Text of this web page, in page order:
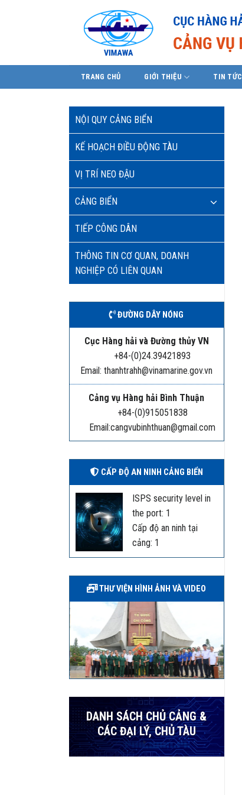
TRANG CHỦ GIỚI THIỆU TIN TỨC
NỘI QUY CẢNG BIỂN
KẾ HOẠCH ĐIỀU ĐỘNG TÀU
VỊ TRÍ NEO ĐẬU
CẢNG BIỂN
TIẾP CÔNG DÂN
THÔNG TIN CƠ QUAN, DOANH
NGHIỆP CÓ LIÊN QUAN
ĐƯỜNG DÂY NÓNG
Cục Hàng hải và Đường thủy VN
+84-(0)24.39421893
Email: thanhtrahh@vinamarine.gov.vn
Cảng vụ Hàng hải Bình Thuận
+84-(0)915051838
Email:cangvubinhthuan@gmail.com
CẤP ĐỘ AN NINH CẢNG BIỂN
ISPS security level in
the port: 1
Cấp độ an ninh tại
cảng: 1
THƯ VIỆN HÌNH ẢNH VÀ VIDEO
DANH SÁCH CHỦ CẢNG &
CÁC ĐẠI LÝ, CHỦ TÀU